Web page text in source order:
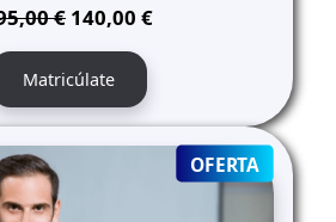
€ El
precio
original
era:
495,00 €.
140,00 €El
140,00 €.
Matricúlate
OFERTA
ON